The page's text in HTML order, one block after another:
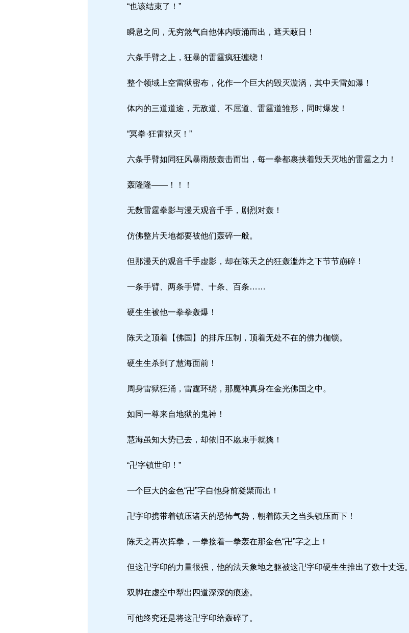
“也该结束了！”
瞬息之间，无穷煞气自他体内喷涌而出，遮天蔽日！
六条手臂之上，狂暴的雷霆疯狂缠绕！
整个领域上空雷狱密布，化作一个巨大的毁灭漩涡，其中天雷如瀑！
体内的三道道途，无敌道、不屈道、雷霆道雏形，同时爆发！
“冥拳·狂雷狱灭！”
六条手臂如同狂风暴雨般轰击而出，每一拳都裹挟着毁天灭地的雷霆之力！
轰隆隆——！！！
无数雷霆拳影与漫天观音千手，剧烈对轰！
仿佛整片天地都要被他们轰碎一般。
但那漫天的观音千手虚影，却在陈天之的狂轰滥炸之下节节崩碎！
一条手臂、两条手臂、十条、百条……
硬生生被他一拳拳轰爆！
陈天之顶着【佛国】的排斥压制，顶着无处不在的佛力枷锁。
硬生生杀到了慧海面前！
周身雷狱狂涌，雷霆环绕，那魔神真身在金光佛国之中。
如同一尊来自地狱的鬼神！
慧海虽知大势已去，却依旧不愿束手就擒！
“卍字镇世印！”
一个巨大的金色“卍”字自他身前凝聚而出！
卍字印携带着镇压诸天的恐怖气势，朝着陈天之当头镇压而下！
陈天之再次挥拳，一拳接着一拳轰在那金色“卍”字之上！
但这卍字印的力量很强，他的法天象地之躯被这卍字印硬生生推出了数十丈远。
双脚在虚空中犁出四道深深的痕迹。
可他终究还是将这卍字印给轰碎了。